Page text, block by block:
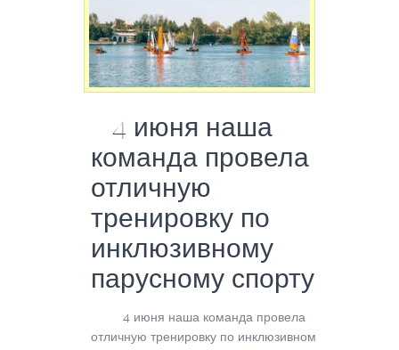
4 июня наша
команда провела
отличную
тренировку по
инклюзивному
парусному спорту
4 июня наша команда провела
отличную тренировку по инклюзивному